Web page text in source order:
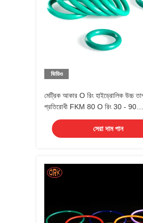
ভিডিও
মেট্রিক আকার O রিং হাইড্রোলিক উচ্চ
প্রতিরোধী FKM 80 O রিং 30 - 90
Durometer
সেরা দাম পান